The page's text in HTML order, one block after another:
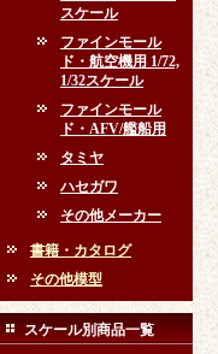
スケール
ファインモール
ド・航空機用 1/72,
1/32スケール
ファインモール
ド・AFV/艦船用
タミヤ
ハセガワ
その他メーカー
書籍・カタログ
その他模型
スケール別商品一覧